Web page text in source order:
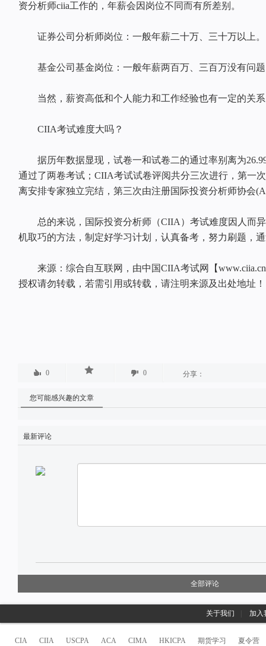
资分析师ciia工作的，年薪会因岗位不同而有所差别。
证券公司分析师岗位：一般年薪二十万、三十万以上。
基金公司基金岗位：一般年薪两百万、三百万没有问
当然，薪资高低和个人能力和工作经验也有一定的关系
CIIA考试难度大吗？
据历年数据显现，试卷一和试卷二的通过率别离为
通过了两卷考试；CIIA考试试卷评阅共分三次进行，第一
离安排专家独立完结，第三次由注册国际投资分析师协会
总的来说，国际投资分析师（CIIA）考试难度因人而异
机取巧的方法，制定好学习计划，认真备考，努力刷题，
来源：综合自互联网，由中国CIIA考试网【
授权请勿转载，若需引用或转载，请注明来源及出处地址！
0 0 分享：
您可能感兴趣的文章
最新评论
全部评论
关于我们 加入
CIA CIIA USCPA ACA CIMA HKICPA 期货学习 夏令营